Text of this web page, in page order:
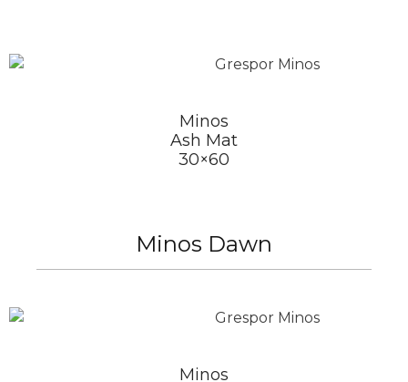
Minos
Ash Mat
30×60
Minos Dawn
Minos